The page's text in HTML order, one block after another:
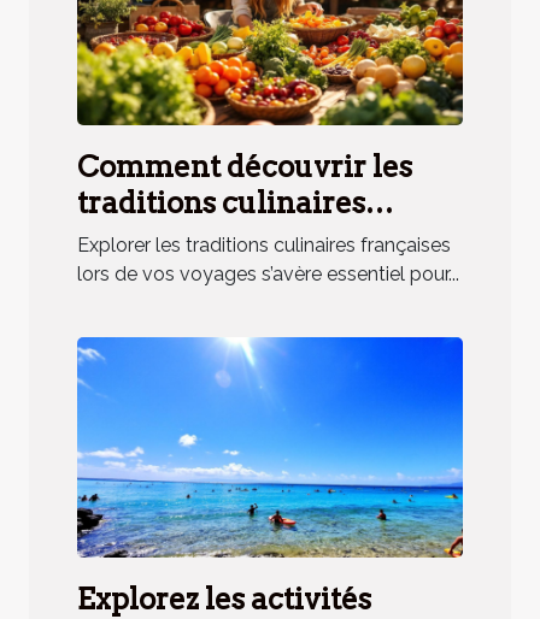
Comment découvrir les
traditions culinaires
françaises lors de vos
voyages ?
Explorer les traditions culinaires françaises
lors de vos voyages s’avère essentiel pour...
Explorez les activités